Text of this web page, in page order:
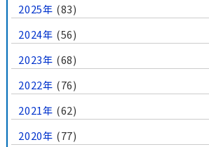
2025年 (83)
2024年 (56)
2023年 (68)
2022年 (76)
2021年 (62)
2020年 (77)